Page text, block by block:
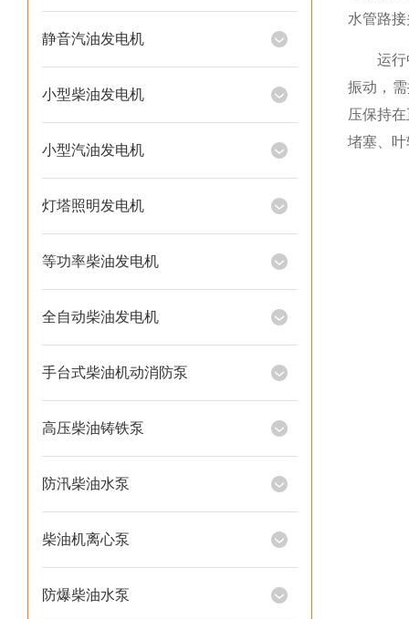
静音汽油发电机
小型柴油发电机
小型汽油发电机
灯塔照明发电机
等功率柴油发电机
全自动柴油发电机
手台式柴油机动消防泵
高压柴油铸铁泵
防汛柴油水泵
柴油机离心泵
防爆柴油水泵
水管路
运行中
振动，
压保持
堵塞、